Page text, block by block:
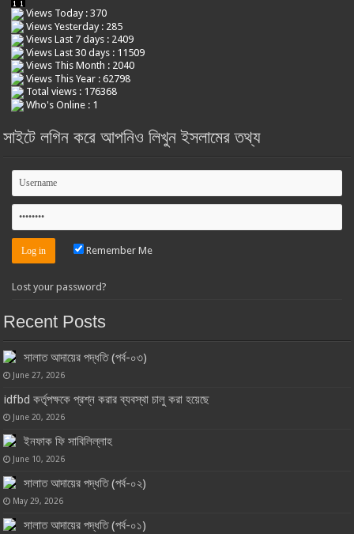
Views Today : 370
Views Yesterday : 285
Views Last 7 days : 2409
Views Last 30 days : 11509
Views This Month : 2040
Views This Year : 62798
Total views : 176368
Who's Online : 1
সাইটে লগিন করে আপনিও লিখুন ইসলামের তথ্য
Remember Me
Lost your password?
Recent Posts
সালাত আদায়ের পদ্ধতি (পর্ব-০৩)
June 27, 2026
idfbd কর্তৃপক্ষকে প্রশ্ন করার ব্যবস্থা চালু করা হয়েছে
June 20, 2026
ইনফাক ফি সাবিলিল্লাহ
June 10, 2026
সালাত আদায়ের পদ্ধতি (পর্ব-০২)
May 29, 2026
সালাত আদায়ের পদ্ধতি (পর্ব-০১)